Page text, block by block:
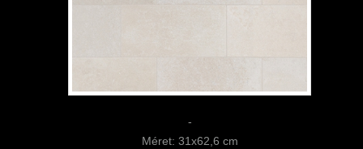
-
Méret: 31x62,6 cm